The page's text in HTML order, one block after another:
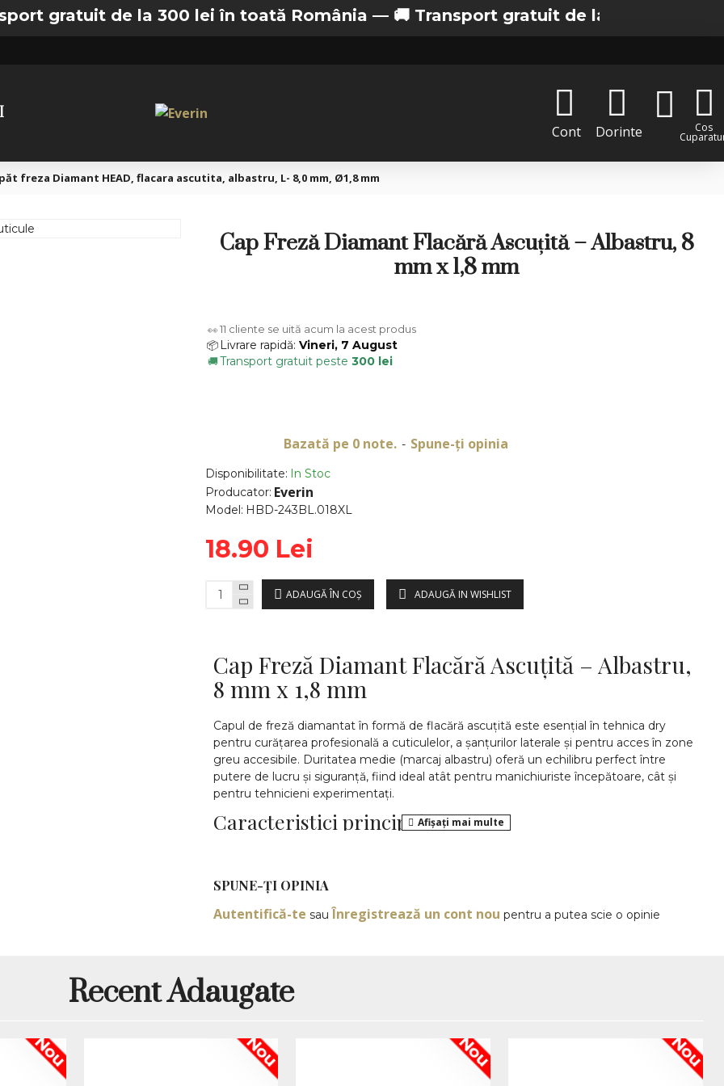
de la 300 lei în toată România —🚚 Transport gratuit de la 200 lei in Bucuresti
Cont
Dorinte Cos
freza Diamant HEAD, flacara ascutita, albastru, L- 8,0 mm, Ø1,8 mm
Cap Freză Diamant Flacără Ascuțită – Albastru, 8
mm x 1,8 mm
Disponibilitate: In Stoc
Producator: Everin
Model: HBD-243BL.018XL
Bazată pe 0 note. - Spune-ţi opinia
18.90 Lei
ADAUGĂ ÎN COŞ ADAUGĂ IN WISHLIST
👀11 cliente se uită acum la acest produs
📦 Livrare rapidă: Vineri, 7 August
🚚Transport gratuit peste 300 lei
Cap Freză Diamant Flacără Ascuțită – Albastru,
8 mm x 1,8 mm
Capul de freză diamantat în formă de flacără ascuțită este esențial în tehnica dry
pentru curățarea profesională a cuticulelor, a șanțurilor laterale și pentru acces în zone
greu accesibile. Duritatea medie (marcaj albastru) oferă un echilibru perfect între
putere de lucru și siguranță, fiind ideal atât pentru manichiuriste începătoare, cât și
pentru tehnicieni experimentați.
Caracteristici principale
Lungime: 8 mm
Diametru: 1,8 mm
Material: diamant industrial
precizie excelentă în zone înguste;
curățare eficientă a cuticulelor fără iritații;
compatibilitate universală cu majoritatea frezelor;
durabilitate ridicată datorită stratului diamantat.
SPUNE-ŢI OPINIA
Autentifică-te sau Înregistrează un cont nou pentru a putea scie o opinie
Recent Adaugate
Nou Nou Nou Nou